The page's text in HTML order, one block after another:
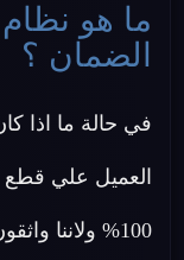
ما هو
الضمان ؟
في حالة ما اذا
العميل علي قطع
100% ولاننا